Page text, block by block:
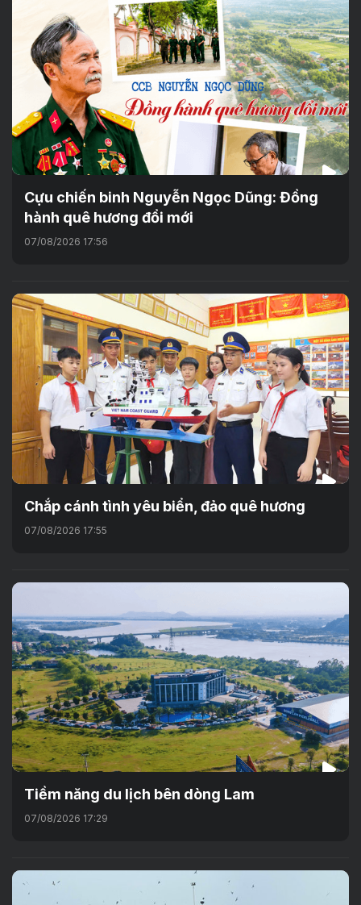
Cựu chiến binh Nguyễn Ngọc Dũng: Đồng
hành quê hương đổi mới
07/08/2026 17:56
Chắp cánh tình yêu biển, đảo quê hương
07/08/2026 17:55
Tiềm năng du lịch bên dòng Lam
07/08/2026 17:29